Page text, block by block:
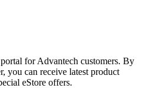
for Advantech customers. By
you can receive latest product
eStore offers.